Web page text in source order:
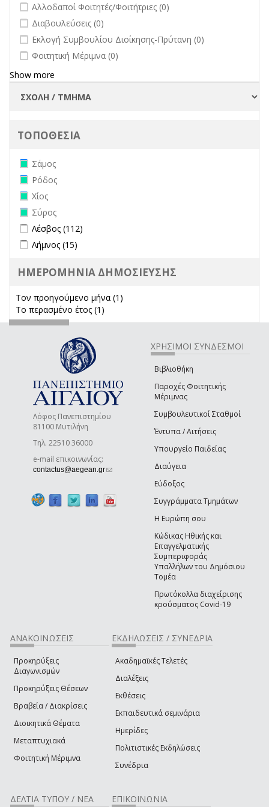
undefined
Αλλοδαποί Φοιτητές/Φοιτήτριες (0)
undefined
Διαβουλεύσεις (0)
undefined
Εκλογή Συμβουλίου Διοίκησης-Πρύτανη (0)
undefined
Φοιτητική Μέριμνα (0)
Show more
ΤΟΠΟΘΕΣΙΑ
Remove Σάμος filter
Σάμος
Remove Ρόδος filter
Ρόδος
Remove Χίος filter
Χίος
Remove Σύρος filter
Σύρος
Apply Λέσβος filter
Λέσβος (112)
Apply Λήμνος filter
Λήμνος (15)
ΗΜΕΡΟΜΗΝΙΑ ΔΗΜΟΣΙΕΥΣΗΣ
Τον προηγούμενο μήνα (1)
Το περασμένο έτος (1)
Λόφος Πανεπιστημίου
81100 Μυτιλήνη
Τηλ. 22510 36000
e-mail επικοινωνίας:
contactus@aegean.gr(link sends e-mail)
ΧΡΗΣΙΜΟΙ ΣΥΝΔΕΣΜΟΙ
Βιβλιοθήκη
Παροχές Φοιτητικής
Μέριμνας
Συμβουλευτικοί Σταθμοί
Έντυπα / Αιτήσεις
Υπουργείο Παιδείας
Διαύγεια
Εύδοξος
Συγγράμματα Τμημάτων
Η Ευρώπη σου
Κώδικας Ηθικής και
Επαγγελματικής
Συμπεριφοράς
Υπαλλήλων του Δημόσιου
Τομέα
Πρωτόκολλα διαχείρισης
κρούσματος Covid-19
ΑΝΑΚΟΙΝΩΣΕΙΣ
Προκηρύξεις
Διαγωνισμών
Προκηρύξεις Θέσεων
Βραβεία / Διακρίσεις
Διοικητικά Θέματα
Μεταπτυχιακά
Φοιτητική Μέριμνα
ΕΚΔΗΛΩΣΕΙΣ / ΣΥΝΕΔΡΙΑ
Ακαδημαϊκές Τελετές
Διαλέξεις
Εκθέσεις
Εκπαιδευτικά σεμινάρια
Ημερίδες
Πολιτιστικές Εκδηλώσεις
Συνέδρια
ΔΕΛΤΙΑ ΤΥΠΟΥ / ΝΕΑ ΕΠΙΚΟΙΝΩΝΙΑ